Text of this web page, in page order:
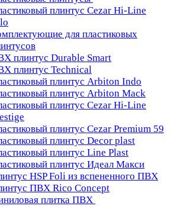
плинтус Cezar Hi-Line
для пластиковых
плинтус Durable Smart
плинтус Technical
плинтус Arbiton Indo
плинтус Arbiton Mack
плинтус Cezar Hi-Line
плинтус Cezar Premium 59
плинтус Decor plast
плинтус Line Plast
плинтус Идеал Макси
HSP Foli из вспененного ПВХ
ПВХ Rico Concept
плитка ПВХ